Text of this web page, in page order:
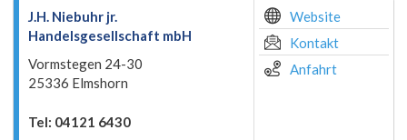
J.H. Niebuhr jr.
Handelsgesellschaft mbH
Vormstegen 24-30
25336 Elmshorn
Tel: 04121 6430
Website
Kontakt
Anfahrt